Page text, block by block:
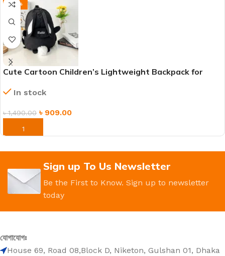
-39%
Cute Cartoon Children’s Lightweight Backpack for
In stock
৳1,490.00 ৳ 909.00
ORDER NOW
Sign up To Us Newsletter
Be the First to Know. Sign up to newsletter
today
যোগাযোগঃ
House 69, Road 08,Block D, Niketon, Gulshan 01, Dhaka